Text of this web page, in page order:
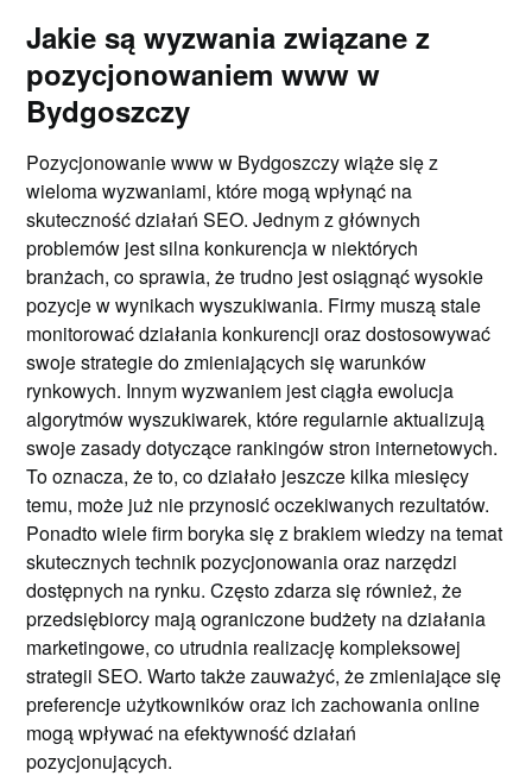
Jakie są wyzwania związane z
pozycjonowaniem www w
Bydgoszczy
Pozycjonowanie www w Bydgoszczy wiąże się z
wieloma wyzwaniami, które mogą wpłynąć na
skuteczność działań SEO. Jednym z głównych
problemów jest silna konkurencja w niektórych
branżach, co sprawia, że trudno jest osiągnąć wysokie
pozycje w wynikach wyszukiwania. Firmy muszą stale
monitorować działania konkurencji oraz dostosowywać
swoje strategie do zmieniających się warunków
rynkowych. Innym wyzwaniem jest ciągła ewolucja
algorytmów wyszukiwarek, które regularnie aktualizują
swoje zasady dotyczące rankingów stron internetowych.
To oznacza, że to, co działało jeszcze kilka miesięcy
temu, może już nie przynosić oczekiwanych rezultatów.
Ponadto wiele firm boryka się z brakiem wiedzy na temat
skutecznych technik pozycjonowania oraz narzędzi
dostępnych na rynku. Często zdarza się również, że
przedsiębiorcy mają ograniczone budżety na działania
marketingowe, co utrudnia realizację kompleksowej
strategii SEO. Warto także zauważyć, że zmieniające się
preferencje użytkowników oraz ich zachowania online
mogą wpływać na efektywność działań
pozycjonujących.